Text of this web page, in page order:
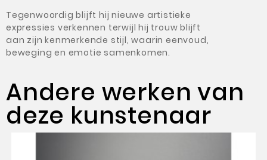
Tegenwoordig blijft hij nieuwe artistieke
expressies verkennen terwijl hij trouw blijft
aan zijn kenmerkende stijl, waarin eenvoud,
beweging en emotie samenkomen.
Andere werken van
deze kunstenaar